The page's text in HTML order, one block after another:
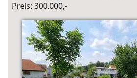
Preis: 300.000,-